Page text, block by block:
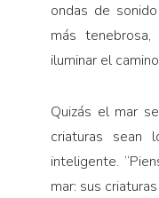
ondas de
más
iluminar el
Quizás el mar
criaturas sean
inteligente.
mar: sus